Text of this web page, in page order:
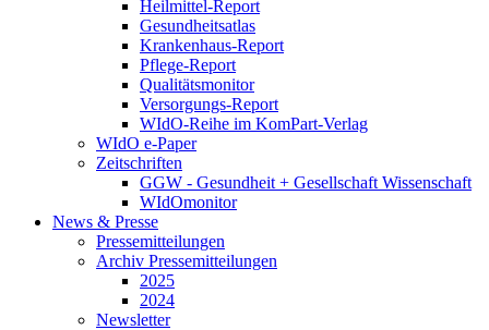
Heilmittel-Report
Gesundheitsatlas
Krankenhaus-Report
Pflege-Report
Qualitätsmonitor
Versorgungs-Report
WIdO-Reihe im KomPart-Verlag
WIdO e-Paper
Zeitschriften
GGW - Gesundheit + Gesellschaft Wissenschaft
WIdOmonitor
News & Presse
Pressemitteilungen
Archiv Pressemitteilungen
2025
2024
Newsletter